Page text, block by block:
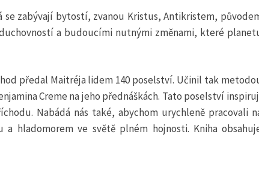
zabývají bytostí, zvanou Kristus, Antikristem,
a budoucími nutnými změnami, které
předal Maitréja lidem 140 poselství. Učinil tak
Creme na jeho přednáškách. Tato poselství
Nabádá nás také, abychom urychleně pracovali
hladomorem ve světě plném hojnosti. Kniha